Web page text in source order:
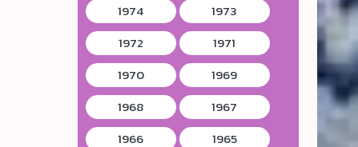
1974
1973
1972
1971
1970
1969
1968
1967
1966
1965